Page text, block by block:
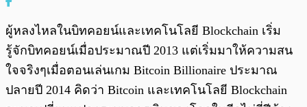
ผู้หลงไหลในบิทคอยน์และเทคโนโลยี Blockchain เริ่ม
รู้จักบิทคอยน์เมื่อประมาณปี 2013 แต่เริ่มมาให้ความสน
ใจจริงๆเมื่อตอนเล่นเกม Bitcoin Billionaire ประมาณ
ปลายปี 2014 คิดว่า Bitcoin และเทคโนโลยี Blockchain